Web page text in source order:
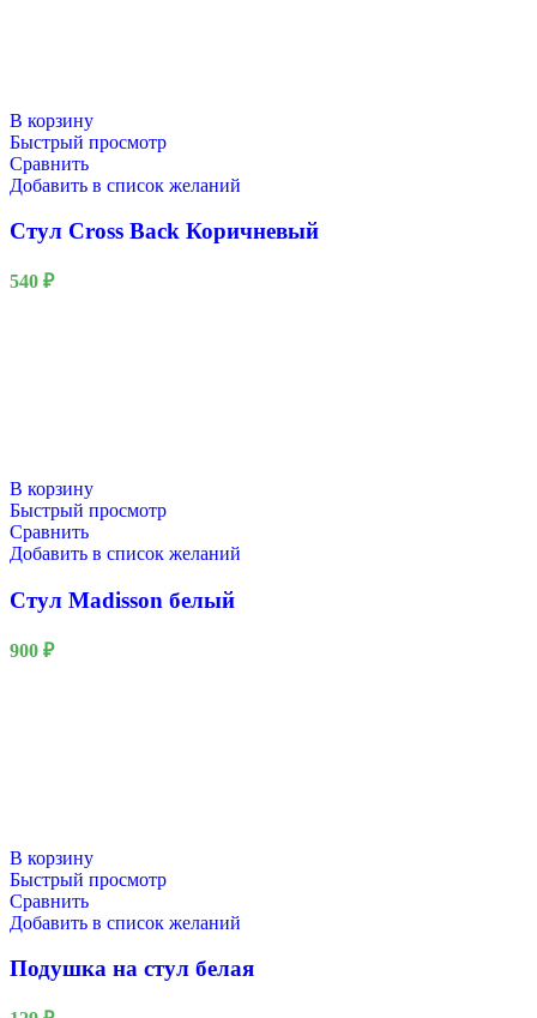
В корзину
Быстрый просмотр
Сравнить
Добавить в список желаний
Стул Cross Back Коричневый
540 ₽
В корзину
Быстрый просмотр
Сравнить
Добавить в список желаний
Стул Madisson белый
900 ₽
В корзину
Быстрый просмотр
Сравнить
Добавить в список желаний
Подушка на стул белая